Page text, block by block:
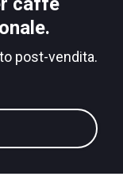
post-vendita.